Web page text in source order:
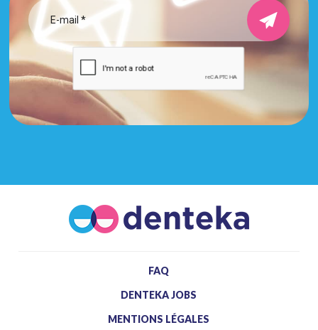
FAQ
DENTEKA JOBS
MENTIONS LÉGALES